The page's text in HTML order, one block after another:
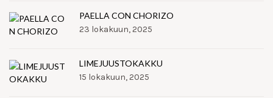
PAELLA CON CHORIZO
23 lokakuun, 2025
LIMEJUUSTOKAKKU
15 lokakuun, 2025